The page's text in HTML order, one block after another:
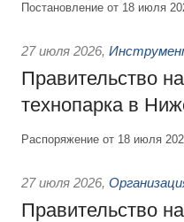
Постановление от 18 июля
27 июля 2026,
Правительство
технопарка в
Распоряжение от 18 июля
27 июля 2026,
Правительство